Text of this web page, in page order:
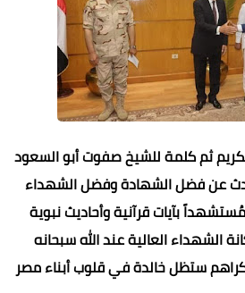
الكريم ثم كلمة للشيخ صفوت أبو السعود
عن فضل الشهادة وفضل الشهداء
بآيات قرآنية وأحاديث نبوية
الشهداء العالية عند الله سبحانه
ستظل خالدة في قلوب أبناء مصر